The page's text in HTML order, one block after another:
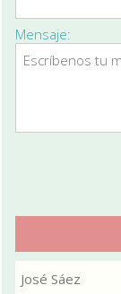
Mensaje:
José Sáez